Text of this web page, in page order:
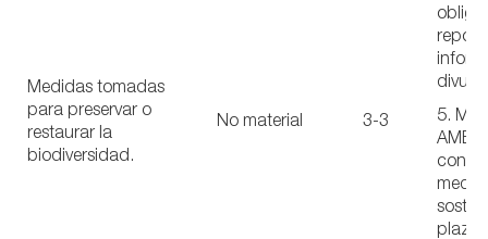
Medidas tomadas
para preservar o
restaurar la
biodiversidad.
No material 3-3
5.
con
plazo